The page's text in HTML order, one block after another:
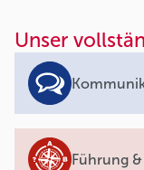
Unser
Führung